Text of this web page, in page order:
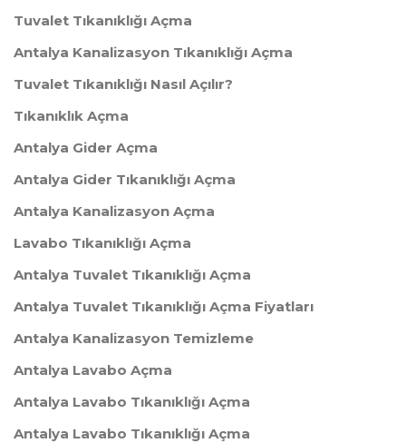
Tuvalet Tıkanıklığı Açma
Antalya Kanalizasyon Tıkanıklığı Açma
Tuvalet Tıkanıklığı Nasıl Açılır?
Tıkanıklık Açma
Antalya Gider Açma
Antalya Gider Tıkanıklığı Açma
Antalya Kanalizasyon Açma
Lavabo Tıkanıklığı Açma
Antalya Tuvalet Tıkanıklığı Açma
Antalya Tuvalet Tıkanıklığı Açma Fiyatları
Antalya Kanalizasyon Temizleme
Antalya Lavabo Açma
Antalya Lavabo Tıkanıklığı Açma
Antalya Lavabo Tıkanıklığı Açma